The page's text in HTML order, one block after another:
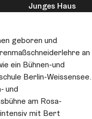
Junges Haus
geboren und
an
ein Bühnen-und
Berlin-Weissensee.
und
am Rosa-
mit Bert